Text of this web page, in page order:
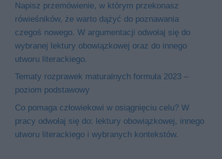
Napisz przemówienie, w którym przekonasz
rówieśników, że warto dążyć do poznawania
czegoś nowego. W argumentacji odwołaj się do
wybranej lektury obowiązkowej oraz do innego
utworu literackiego.
Tematy rozprawek maturalnych formuła 2023 –
poziom podstawowy
Co pomaga człowiekowi w osiągnięciu celu? W
pracy odwołaj się do: lektury obowiązkowej, innego
utworu literackiego i wybranych kontekstów.